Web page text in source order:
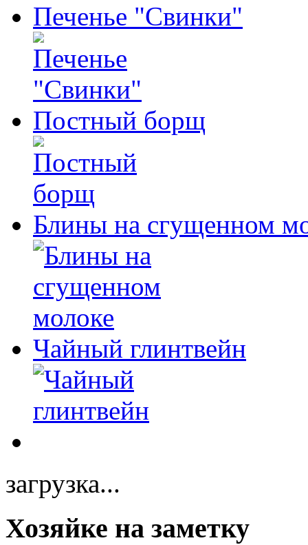
Печенье "Свинки"
Постный борщ
Блины на сгущенном
Чайный глинтвейн
загрузка...
Хозяйке на заметку